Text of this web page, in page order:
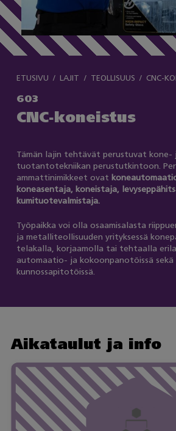
ETUSIVU LAJIT TEOLLISUUS CNC-
603
CNC-koneistus
Tämän lajin tehtävät perustuvat kone-
tuotantotekniikan perustutkintoon.
ammattinimikkeet ovat
koneasentaja, koneistaja,
kumituotevalmistaja.
Työpaikka voi olla osaamisalasta
ja metalliteollisuuden yrityksessä
telakalla, korjaamolla tai tehtaalla
automaatio- ja kokoonpanotöissä
kunnossapitotöissä.
Aikataulut ja info